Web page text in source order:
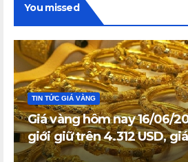
You missed
TIN TỨC GIÁ VÀNG
Giá vàng hôm nay 16/06/
giới giữ trên 4.312 USD,
vàng nhẫn trong nước đi